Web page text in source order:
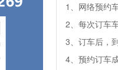
1、网络预约
2、每次订车
3、订车后，
4、预约订车